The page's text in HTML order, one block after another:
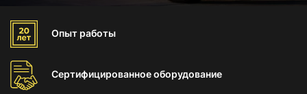
Опыт работы
Сертифицированноеоборудование